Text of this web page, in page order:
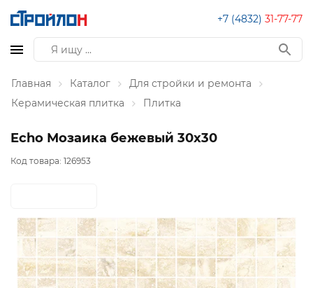
+7 (4832) 31-77-77
Главная Каталог
Для стройки и ремонта
Керамическая плитка
Плитка
Echo Мозаика бежевый 30х30
Код товара: 126953